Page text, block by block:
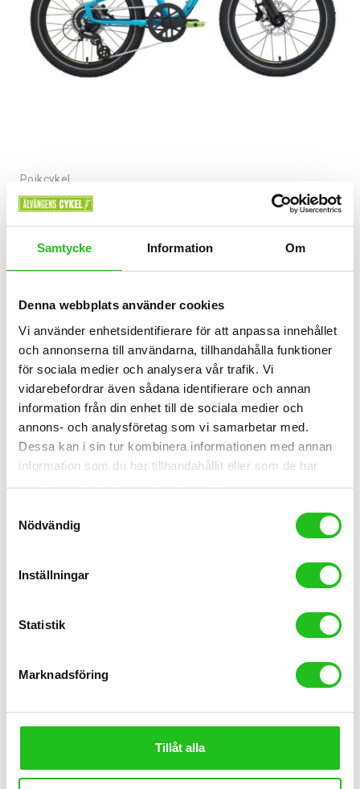
Samtycke Information Om
Denna webbplats använder cookies
Vi använder enhetsidentifierare för att anpassa innehållet
och annonserna till användarna, tillhandahålla funktioner
för sociala medier och analysera vår trafik. Vi
vidarebefordrar även sådana identifierare och annan
information från din enhet till de sociala medier och
annons- och analysföretag som vi samarbetar med.
Dessa kan i sin tur kombinera informationen med annan
information som du har tillhandahållit eller som de har
samlat in när du har använt deras tjänster.
Nödvändig
Inställningar
Statistik
Marknadsföring
Tillåt alla
Pojkcykel
Crescent Niak 8-vxl 20″
6 995,00kr